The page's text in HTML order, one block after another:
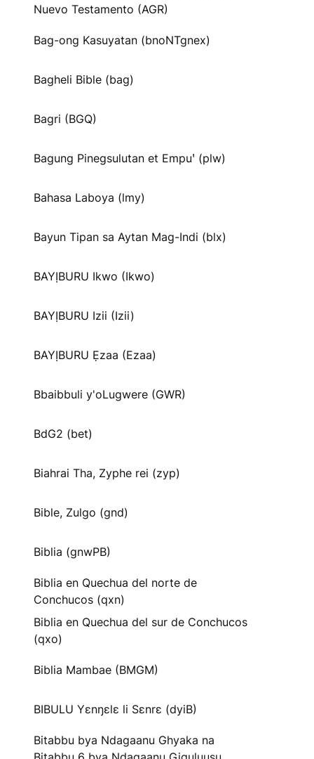
Nuevo Testamento (AGR)
Bag-ong Kasuyatan (bnoNTgnex)
Bagheli Bible (bag)
Bagri (BGQ)
Bagung Pinegsulutan et Empuꞌ (plw)
Bahasa Laboya (lmy)
Bayun Tipan sa Aytan Mag-Indi (blx)
BAYỊBURU Ikwo (Ikwo)
BAYỊBURU Izii (Izii)
BAYỊBURU Ẹzaa (Ezaa)
Bbaibbuli y'oLugwere (GWR)
BdG2 (bet)
Biahrai Tha, Zyphe rei (zyp)
Bible, Zulgo (gnd)
Biblia (gnwPB)
Biblia en Quechua del norte de
Conchucos (qxn)
Biblia en Quechua del sur de Conchucos
(qxo)
Biblia Mambae (BMGM)
BIBULU Yɛnŋɛlɛ li Sɛnrɛ (dyiB)
Bitabbu bya Ndagaanu Ghyaka na